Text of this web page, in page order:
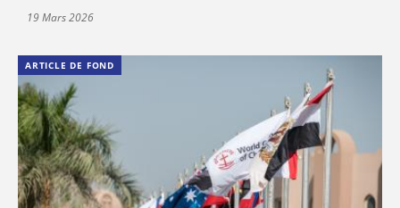
19 Mars 2026
ARTICLE DE FOND